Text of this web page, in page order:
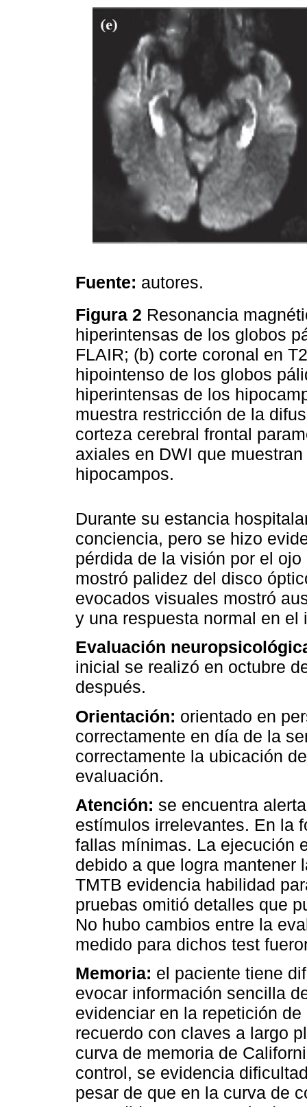
Fuente: autores.
Figura 2 Resonancia
hiperintensas de los globos
FLAIR; (b) corte coronal en
hipointenso de los globos
hiperintensas de los
muestra restricción de la
corteza cerebral frontal
axiales en DWI que
hipocampos.
Durante su estancia
conciencia, pero se hizo
pérdida de la visión por el
mostró palidez del disco
evocados visuales mostró
y una respuesta normal en el
Evaluación
inicial se realizó en octubre
después.
Orientación: orientado en
correctamente en día de la
correctamente la ubicación
evaluación.
Atención: se encuentra
estímulos irrelevantes. En la
fallas mínimas. La ejecución
debido a que logra mantener
TMTB evidencia habilidad
pruebas omitió detalles que
No hubo cambios entre la
medido para dichos test
Memoria: el paciente tiene
evocar información sencilla
evidenciar en la repetición
recuerdo con claves a largo
curva de memoria de
control, se evidencia
pesar de que en la curva de